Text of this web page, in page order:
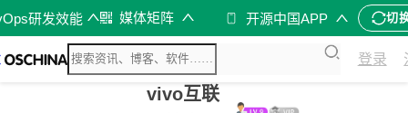
研发效能 媒体矩阵 开源中国APP 切
登录
vivo互联